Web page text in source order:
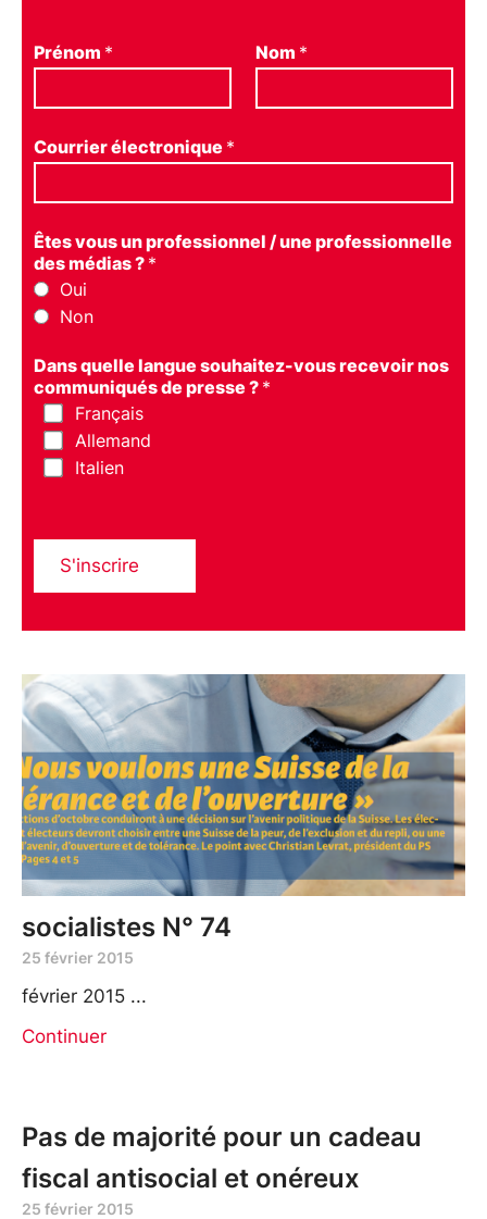
Prénom * Nom *
Courrier électronique *
Êtes vous un professionnel / une professionnelle
des médias ? *
Oui
Non
Dans quelle langue souhaitez-vous recevoir nos
communiqués de presse ? *
Français
Allemand
Italien
S'inscrire
socialistes N° 74
25 février 2015
février 2015
Continuer
Pas de majorité pour un cadeau
fiscal antisocial et onéreux
25 février 2015